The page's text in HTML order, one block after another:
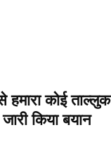
हमारा कोई ताल्लुक
किया बयान